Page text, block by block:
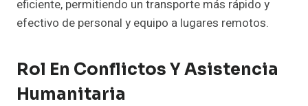
eficiente, permitiendo un transporte más rápido y
efectivo de personal y equipo a lugares remotos.
Rol En Conflictos Y Asistencia
Humanitaria